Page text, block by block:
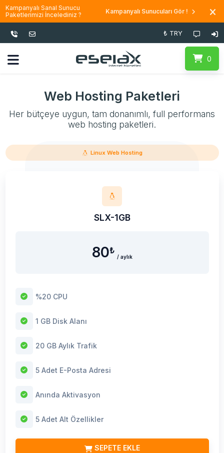
Kampanyalı Sanal Sunucu
Paketlerimizi İncelediniz ?
Kampanyalı Sunucuları Gör !
₺ TRY
0
Web Hosting Paketleri
Her bütçeye uygun, tam donanımlı, full performans
web hosting paketleri.
Linux Web Hosting
SLX-1GB
80₺
/ aylık
%20 CPU
1 GB Disk Alanı
20 GB Aylık Trafik
5 Adet E-Posta Adresi
Anında Aktivasyon
5 Adet Alt Özellikler
SEPETE EKLE